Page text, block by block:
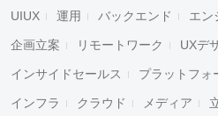
UIUX 運用 バックエンド エン
企画立案 リモートワーク UXデ
インサイドセールス プラットフォ
インフラ クラウド メディア